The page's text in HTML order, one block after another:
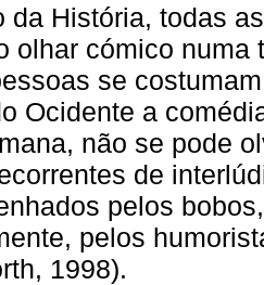
da História, todas
olhar cómico
se
Ocidente a
não se pode
de
pelos
pelos
1998).